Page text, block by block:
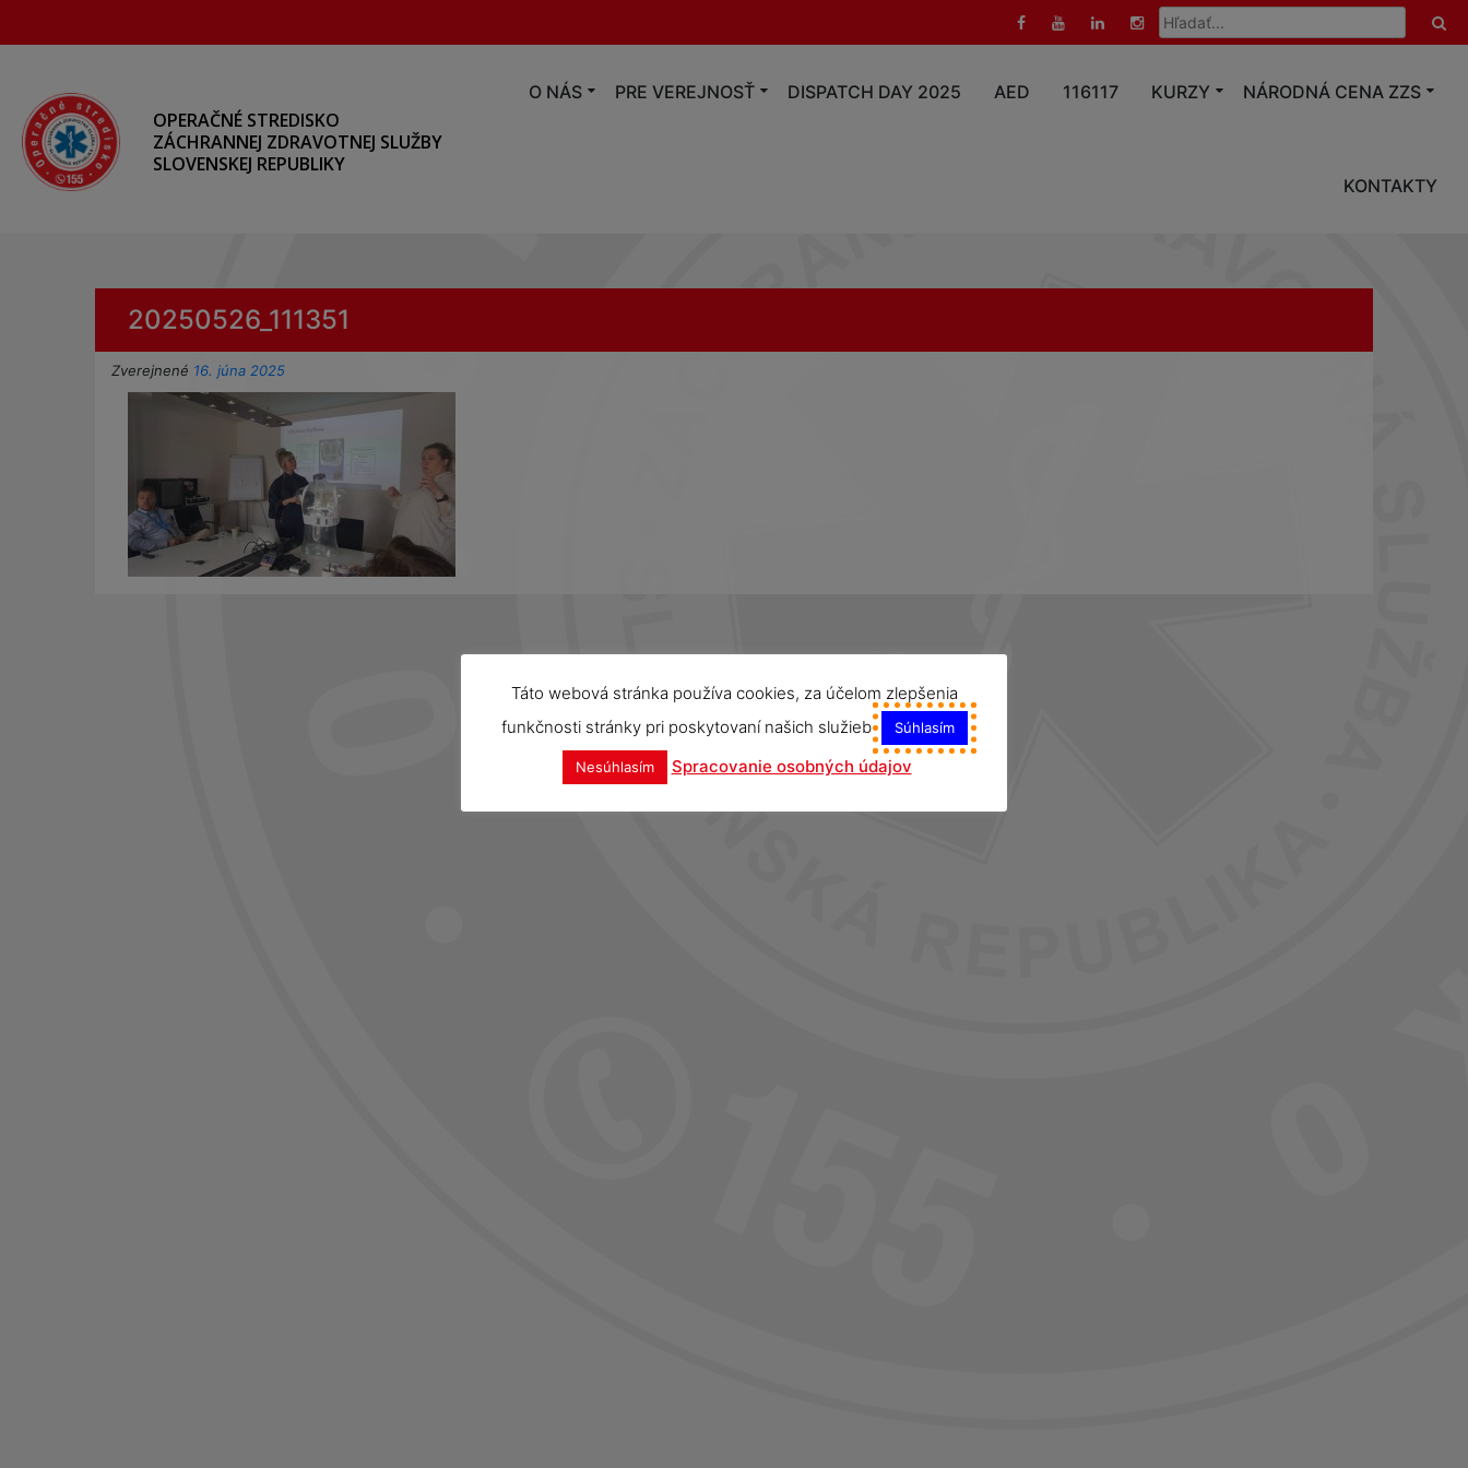
Hľadať:
OPERAČNÉ STREDISKO
ZÁCHRANNEJ ZDRAVOTNEJ SLUŽBY
SLOVENSKEJ REPUBLIKY
O NÁS PRE VEREJNOSŤ DISPATCH DAY 2025 AED 116117 KURZY NÁRODNÁ CENA ZZS
KONTAKTY
20250526_111351
Zverejnené 16. júna 2025
Táto webová stránka používa cookies, za účelom zlepšenia
funkčnosti stránky pri poskytovaní našich služieb
Súhlasím
Nesúhlasím Spracovanie osobných údajov